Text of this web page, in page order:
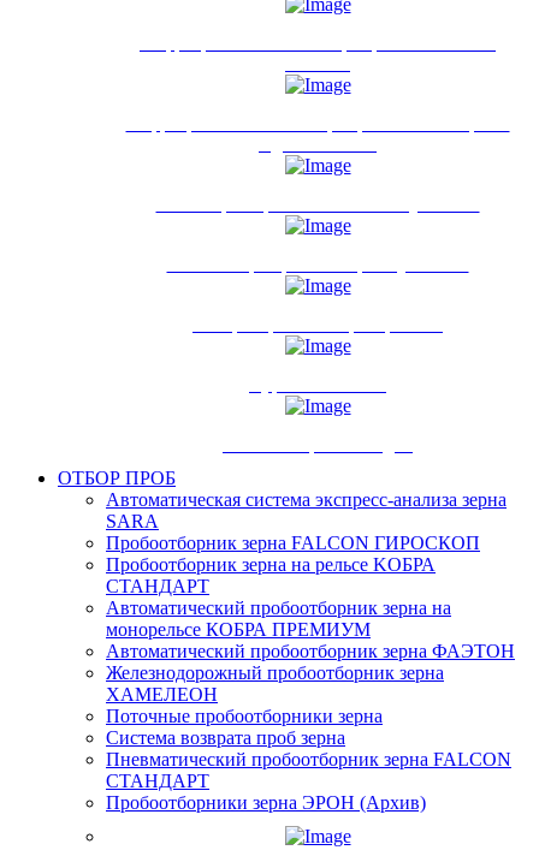
ОТБОР ПРОБ
Автоматическая система экспресс-анализа зерна
SARA
Пробоотборник зерна FALCON ГИРОСКОП
Пробоотборник зерна на рельсе KOБРА
СТАНДАРТ
Автоматический пробоотборник зерна на
монорельсе КОБРА ПРЕМИУМ
Автоматический пробоотборник зерна ФАЭТОН
Железнодорожный пробоотборник зерна
ХАМЕЛЕОН
Поточные пробоотборники зерна
Система возврата проб зерна
Пневматический пробоотборник зерна FALCON
СТАНДАРТ
Пробоотборники зерна ЭРОН (Архив)